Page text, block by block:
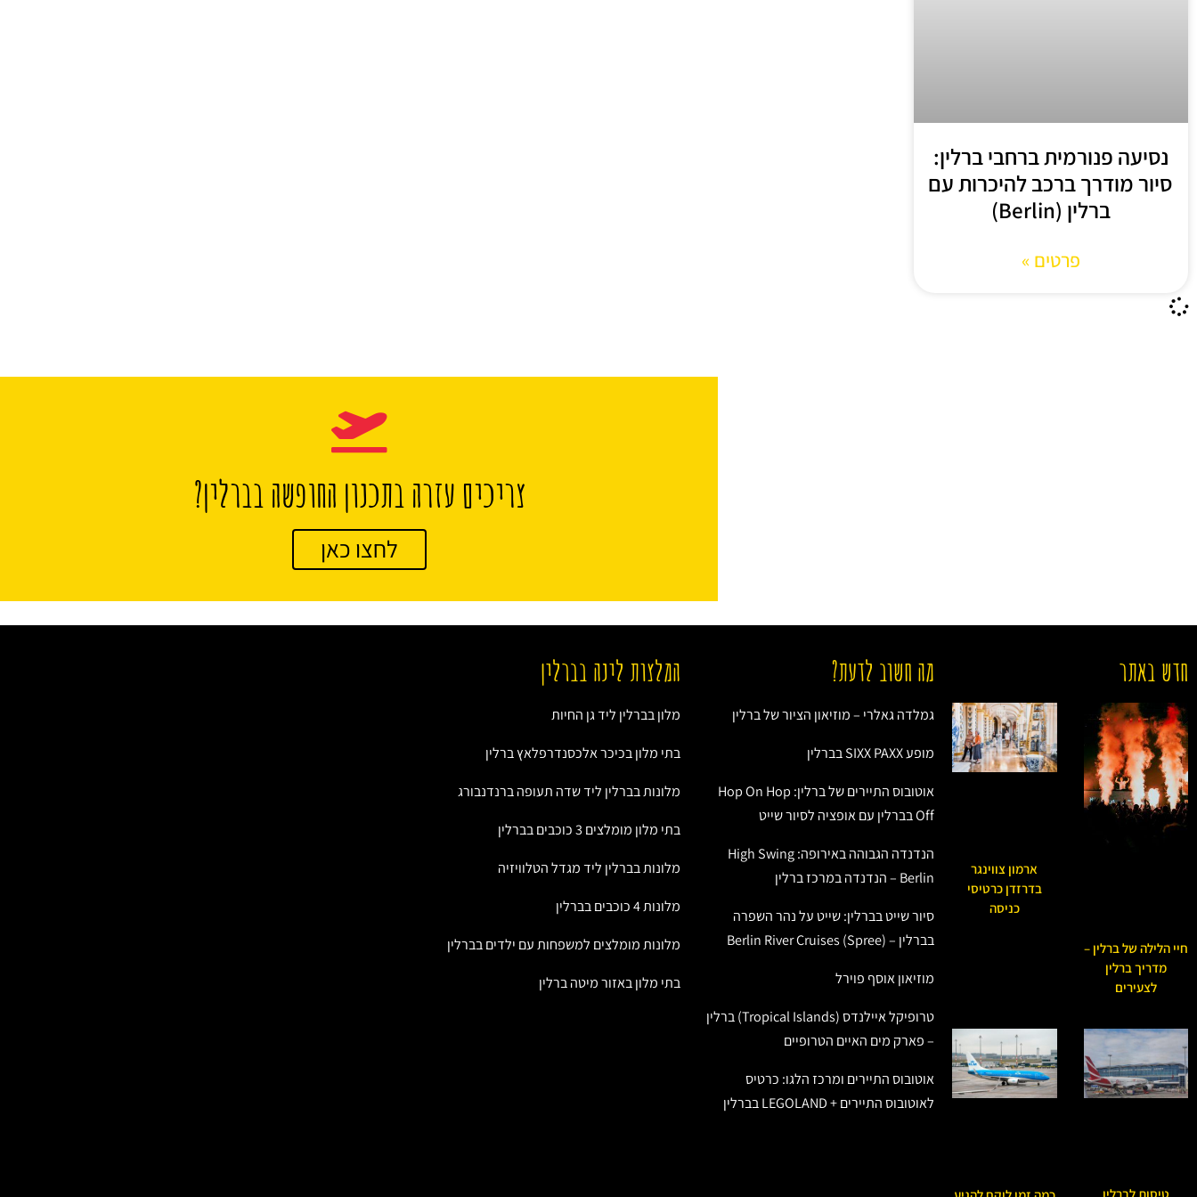
נסיעה פנורמית ברחבי ברלין:
סיור מודרך ברכב להיכרות עם
ברלין (Berlin)
פרטים »
צריכים עזרה בתכנון החופשה בברלין?
לחצו כאן
חדש באתר
חיי הלילה של ברלין –
מדריך ברלין
לצעירים
ארמון צווינגר
בדרזדן כרטיסי
כניסה
מה חשוב לדעת?
גמלדה גאלרי – מוזיאון הציור של ברלין
מופע SIXX PAXX בברלין
אוטובוס התיירים של ברלין: Hop On Hop
Off בברלין עם אופציה לסיור שייט
הנדנדה הגבוהה באירופה: High Swing
Berlin – הנדנדה במרכז ברלין
סיור שייט בברלין: שייט על נהר השפרה
בברלין – Berlin River Cruises (Spree)
מוזיאון אוסף פוירל
טרופיקל איילנדס (Tropical Islands) ברלין
– פארק מים האיים הטרופיים
אוטובוס התיירים ומרכז הלגו: כרטיס
לאוטובוס התיירים + LEGOLAND בברלין
המלצות לינה בברלין
מלון בברלין ליד גן החיות
בתי מלון בכיכר אלכסנדרפלאץ ברלין
מלונות בברלין ליד שדה תעופה ברנדנבורג
בתי מלון מומלצים 3 כוכבים בברלין
מלונות בברלין ליד מגדל הטלוויזיה
מלונות 4 כוכבים בברלין
מלונות מומלצים למשפחות עם ילדים בברלין
בתי מלון באזור מיטה ברלין